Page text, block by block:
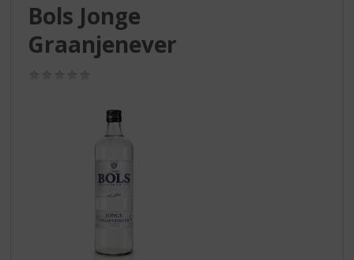
Bols Jonge
Graanjenever